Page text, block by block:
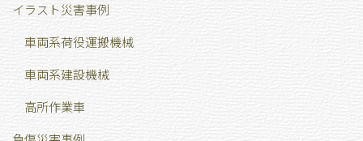
イラスト災害事例
車両系荷役運搬機械
車両系建設機械
高所作業車